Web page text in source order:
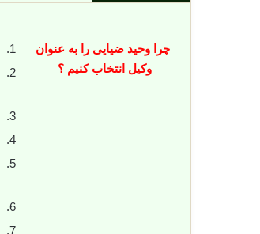
چرا وحید ضیایی را به عنوان
وکیل انتخاب کنیم ؟